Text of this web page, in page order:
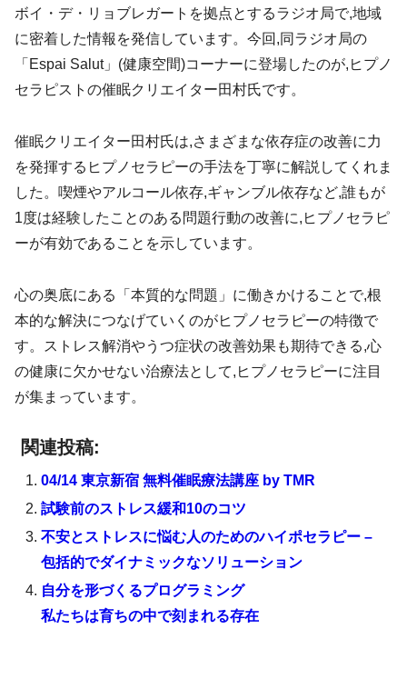
ボイ・デ・リョブレガートを拠点とするラジオ局で,地域
に密着した情報を発信しています。今回,同ラジオ局の
「Espai Salut」(健康空間)コーナーに登場したのが,ヒプノ
セラピストの催眠クリエイター田村氏です。
催眠クリエイター田村氏は,さまざまな依存症の改善に力
を発揮するヒプノセラピーの手法を丁寧に解説してくれま
した。喫煙やアルコール依存,ギャンブル依存など,誰もが
1度は経験したことのある問題行動の改善に,ヒプノセラピ
ーが有効であることを示しています。
心の奥底にある「本質的な問題」に働きかけることで,根
本的な解決につなげていくのがヒプノセラピーの特徴で
す。ストレス解消やうつ症状の改善効果も期待できる,心
の健康に欠かせない治療法として,ヒプノセラピーに注目
が集まっています。
関連投稿:
04/14 東京新宿 無料催眠療法講座 by TMR
試験前のストレス緩和10のコツ
不安とストレスに悩む人のためのハイポセラピー –
包括的でダイナミックなソリューション
自分を形づくるプログラミング
私たちは育ちの中で刻まれる存在